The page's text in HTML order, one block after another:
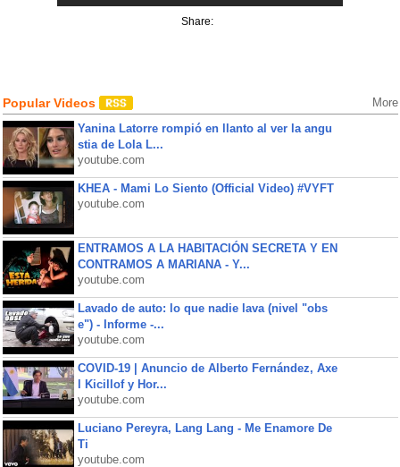
Share:
Popular Videos More
Yanina Latorre rompió en llanto al ver la angu
stia de Lola L...
youtube.com
KHEA - Mami Lo Siento (Official Video) #VYFT
youtube.com
ENTRAMOS A LA HABITACIÓN SECRETA Y EN
CONTRAMOS A MARIANA - Y...
youtube.com
Lavado de auto: lo que nadie lava (nivel "obs
e") - Informe -...
youtube.com
COVID-19 | Anuncio de Alberto Fernández, Axe
l Kicillof y Hor...
youtube.com
Luciano Pereyra, Lang Lang - Me Enamore De
Ti
youtube.com